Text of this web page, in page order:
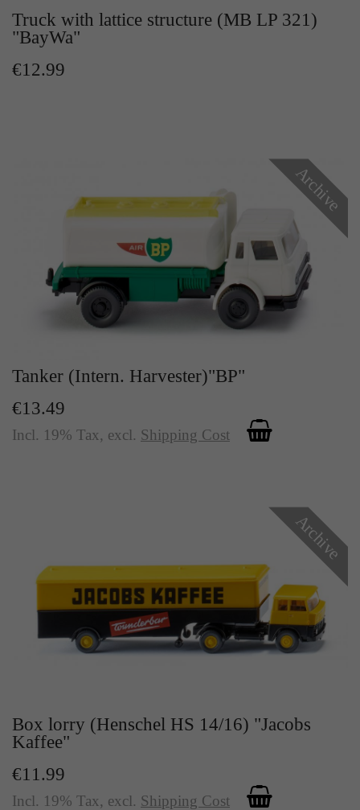
Truck with lattice structure (MB LP 321)
"BayWa"
€12.99
Archive
Tanker (Intern. Harvester)"BP"
€13.49
Incl. 19% Tax, excl. Shipping Cost
Archive
Box lorry (Henschel HS 14/16) "Jacobs
Kaffee"
€11.99
Incl. 19% Tax, excl. Shipping Cost
Solange es gesetzt ist, werden bestimmte
Datenübertragungen unterbunden.